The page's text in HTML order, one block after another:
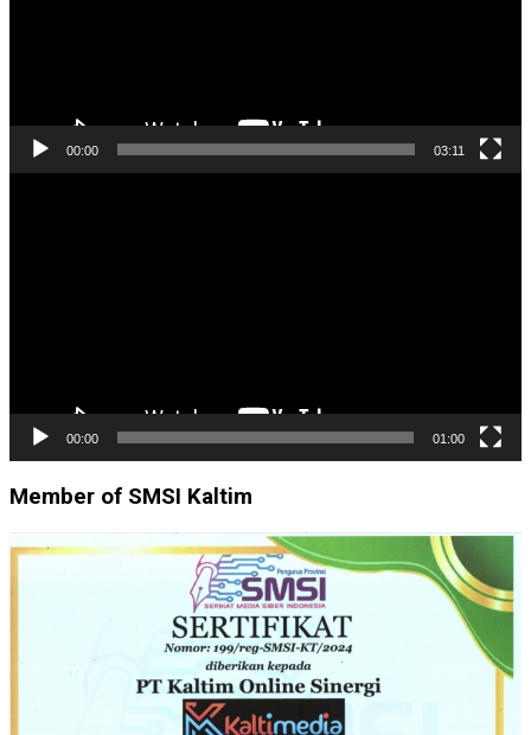
00:00 03:11
00:00 01:00
Member of SMSI Kaltim